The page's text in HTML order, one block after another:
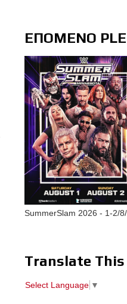
ΕΠΟΜΕΝΟ PLE
SummerSlam 2026 - 1-2/
Translate This
Select Language ▼